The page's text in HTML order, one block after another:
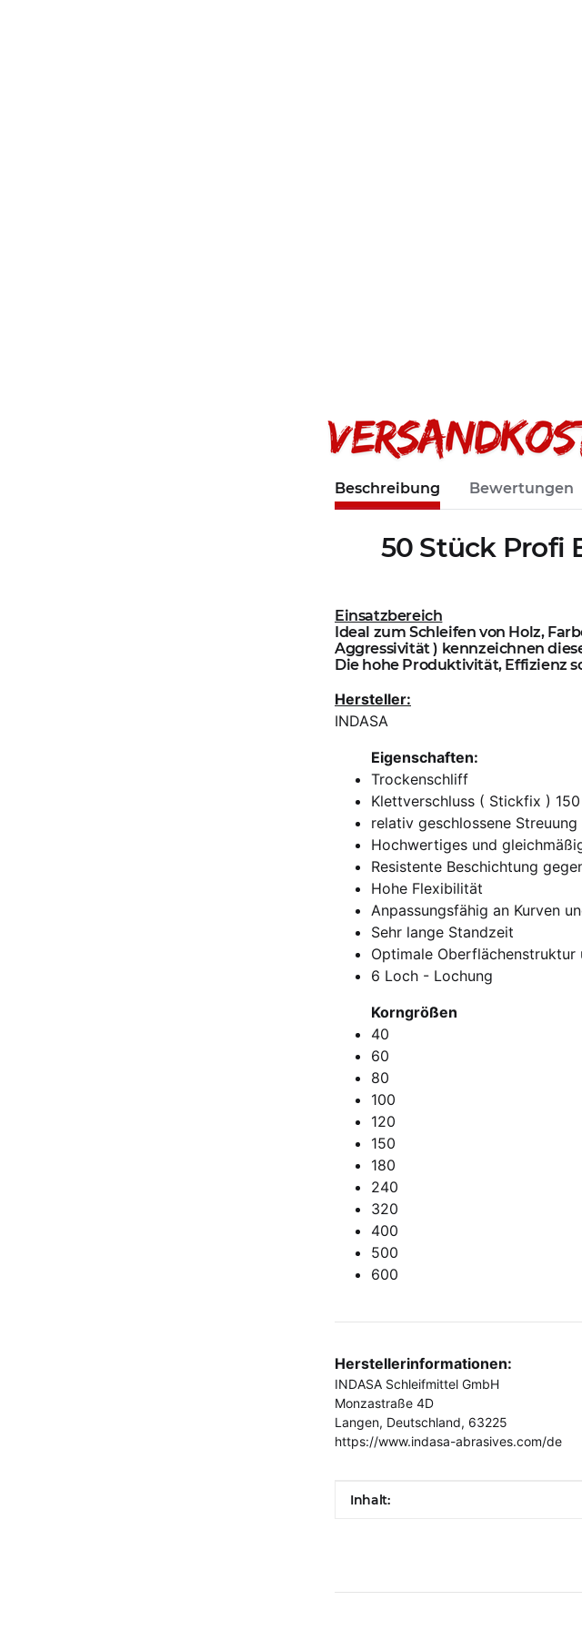
Beschreibung Bewertungen
50 Stück Profi
Einsatzbereich
Ideal zum Schleifen von Holz,
Aggressivität ) kennzeichnen
Die hohe Produktivität, Effizienz
Hersteller:
INDASA
Eigenschaften:
Trockenschliff
Klettverschluss ( Stickfix )
relativ geschlossene Streuung
Hochwertiges und
Resistente Beschichtung
Hohe Flexibilität
Anpassungsfähig an Kurven
Sehr lange Standzeit
Optimale Oberflächenstruktur
6 Loch - Lochung
Korngrößen
40
60
80
100
120
150
180
240
320
400
500
600
Herstellerinformationen:
INDASA Schleifmittel GmbH
Monzastraße 4D
Langen, Deutschland, 63225
https://www.indasa-abrasives.com/de
Produkteigenschaft
Wert
Inhalt: